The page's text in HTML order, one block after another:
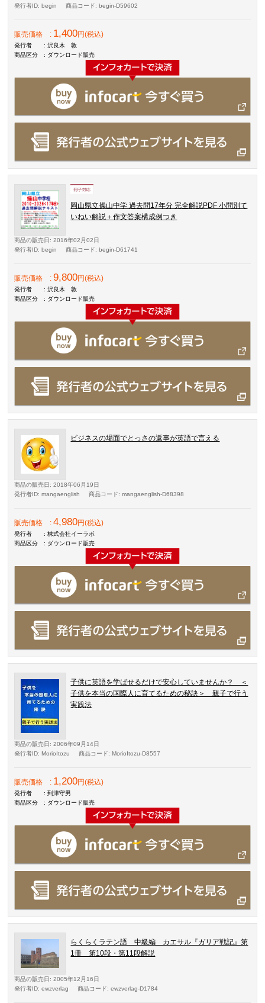
発行者ID: begin 商品コード: begin-D59602
販売価格 : 1,400円(税込)
発行者
: 沢良木 敦
商品区分
: ダウンロード販売
岡山県立操山中学 過去問17年分 完全解説PDF 小問別て
いねい解説＋作文答案構成例つき
商品の販売日 : 2016年02月02日
発行者ID: begin 商品コード: begin-D61741
販売価格 :9,800円(税込)
発行者
: 沢良木 敦
商品区分
: ダウンロード販売
ビジネスの場面でとっさの返事が英語で言える
商品の販売日 : 2018年06月19日
発行者ID: mangaenglish 商品コード: mangaenglish-D68398
販売価格 :4,980円(税込)
発行者
: 株式会社イーラボ
商品区分
: ダウンロード販売
子供に英語を学ばせるだけで安心していませんか？ ＜
子供を本当の国際人に育てるための秘訣＞ 親子で行う
実践法
商品の販売日 : 2006年09月14日
発行者ID: MorioItozu 商品コード: MorioItozu-D8557
販売価格 : 1,200円(税込)
発行者
: 到津守男
商品区分
: ダウンロード販売
らくらくラテン語 中級編 カエサル『ガリア戦記』第
1冊 第10段・第11段解説
商品の販売日 : 2005年12月16日
発行者ID: ewzverlag 商品コード: ewzverlag-D1784